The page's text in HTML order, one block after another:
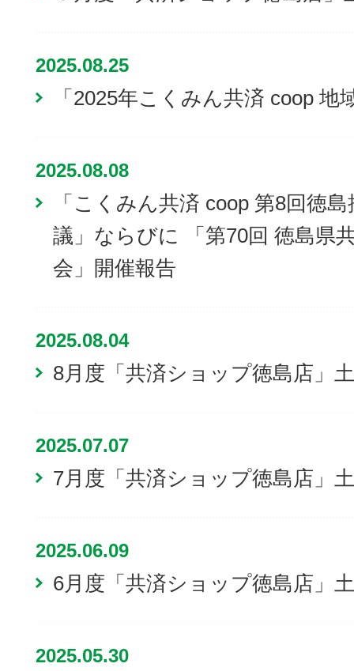
2025.08.25
「2025年こくみん共済 coop
2025.08.08
「こくみん共済 coop 第8回徳
議」ならびに 「第70回 徳島県
会」開催報告
2025.08.04
8月度「共済ショップ徳島店」
2025.07.07
7月度「共済ショップ徳島店」
2025.06.09
6月度「共済ショップ徳島店」
2025.05.30